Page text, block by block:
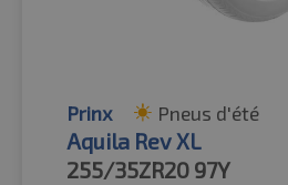
Prinx Pneus d'été
Aquila Rev XL
255/35ZR20 97Y